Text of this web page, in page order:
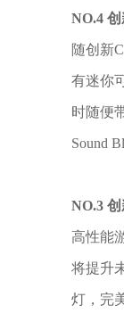
NO.4
随创新
有迷你
时随便
Sound
NO.3
高性能
将提升
灯，完